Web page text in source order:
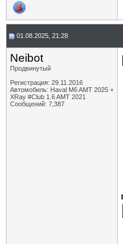
01.08.2025, 21:28
Neibot
Продвинутый
Регистрация: 29.11.2016
Автомобиль: Haval M6 AMT 2025 +
XRay #Club 1.6 AMT 2021
Сообщений: 7,387